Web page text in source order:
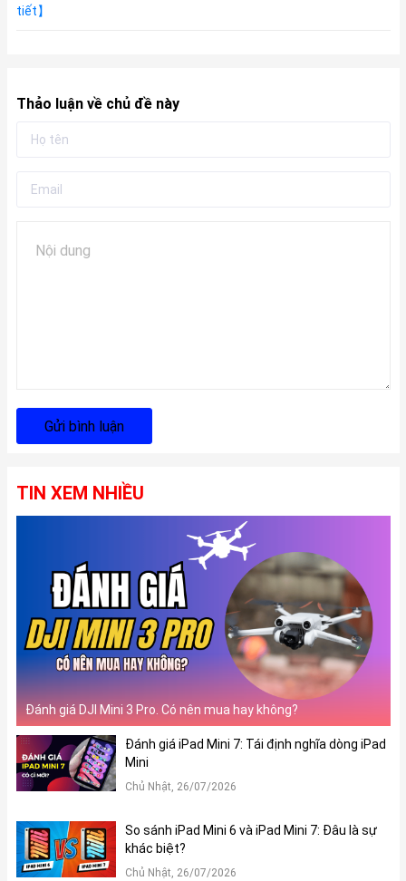
tiết】
Thảo luận về chủ đề này
Gửi bình luận
TIN XEM NHIỀU
Đánh giá DJI Mini 3 Pro. Có nên mua hay không?
Đánh giá iPad Mini 7: Tái định nghĩa dòng iPad
Mini
Chủ Nhật, 26/07/2026
So sánh iPad Mini 6 và iPad Mini 7: Đâu là sự
khác biệt?
Chủ Nhật, 26/07/2026